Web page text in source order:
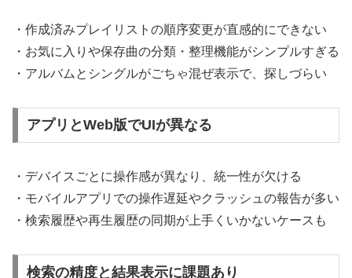
・作成済みプレイリストの順序変更が直感的にできない
・お気に入りや保存曲の分類・整理機能がシンプルすぎる
・アルバムとシングルがごちゃ混ぜ表示で、探しづらい
アプリとWeb版でUIが異なる
・デバイスごとに操作感が異なり、統一性が欠ける
・モバイルアプリでの操作遅延やクラッシュの報告が多い
・検索履歴や再生履歴の同期が上手くいかないケースも
検索の精度と結果表示に課題あり